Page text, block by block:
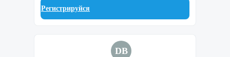
Регистрируйся
DB